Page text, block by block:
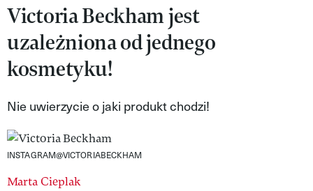
Nasze akcje
VIVA!ART
VIVA!MODA
VIVA!PEOPLE POWER
VIVA!ITAKA
Victoria Beckham jest
uzależniona od jednego
kosmetyku!
Nie uwierzycie o jaki produkt chodzi!
INSTAGRAM@VICTORIABECKHAM
Marta Cieplak